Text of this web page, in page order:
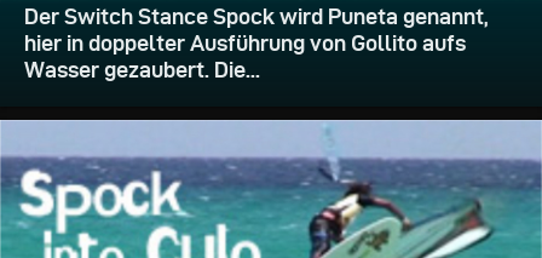
Der Switch Stance Spock wird Puneta genannt,
hier in doppelter Ausführung von Gollito aufs
Wasser gezaubert. Die...